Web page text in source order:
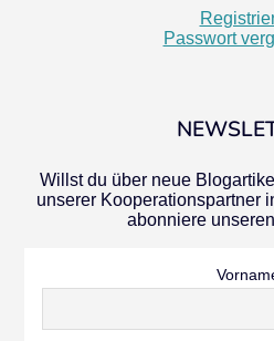
Passwort
Willst du über neue
unserer Kooperationspartner
abonniere